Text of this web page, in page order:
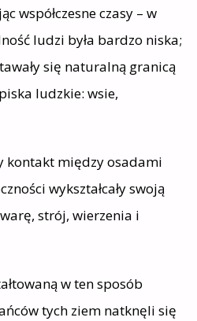
współczesne czasy – w
ludzi była bardzo niska;
się naturalną granicą
ludzkie: wsie,
kontakt między osadami
wykształcały swoją
strój, wierzenia i
w ten sposób
tych ziem natknęli się